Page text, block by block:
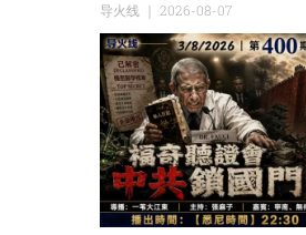
导火线
2026-08-07